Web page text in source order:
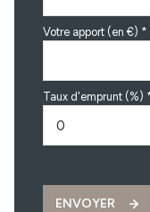
Votre apport (en €) *
Taux d'emprunt (%)
ENVOYER